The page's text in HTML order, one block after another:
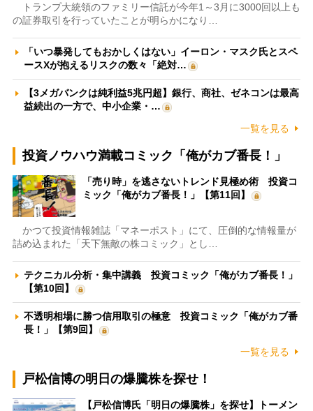
トランプ大統領のファミリー信託が今年1～3月に3000回以上も
の証券取引を行っていたことが明らかになり…
「いつ暴発してもおかしくはない」イーロン・マスク氏とスペ
ースXが抱えるリスクの数々「絶対…
【3メガバンクは純利益5兆円超】銀行、商社、ゼネコンは最高
益続出の一方で、中小企業・…
一覧を見る
投資ノウハウ満載コミック「俺がカブ番長！」
「売り時」を逃さないトレンド見極め術 投資コ
ミック「俺がカブ番長！」【第11回】
かつて投資情報雑誌「マネーポスト」にて、圧倒的な情報量が
詰め込まれた「天下無敵の株コミック」とし…
テクニカル分析・集中講義 投資コミック「俺がカブ番長！」
【第10回】
不透明相場に勝つ信用取引の極意 投資コミック「俺がカブ番
長！」【第9回】
一覧を見る
戸松信博の明日の爆騰株を探せ！
【戸松信博氏「明日の爆騰株」を探せ】トーメン